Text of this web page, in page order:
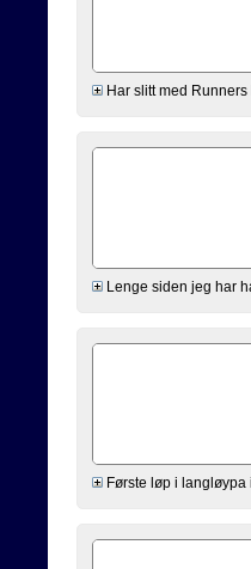
Har slitt med
Lenge siden jeg har
Første løp i langløypa